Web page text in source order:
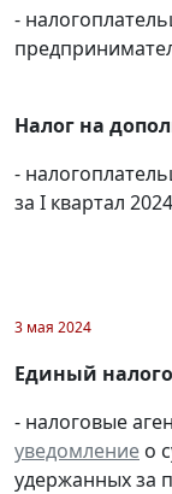
-
Налог на
-
за I квартал
3 мая 2024
Единый
- налоговые
уведомление о
удержанных за